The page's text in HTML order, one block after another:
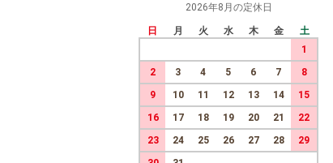
2026年8月の定休日
日 月 火 水 木 金
土
1
2
3 4 5 6 7
8
9
10 11 12 13 14
15
16
17 18 19 20 21
22
23
24 25 26 27 28
29